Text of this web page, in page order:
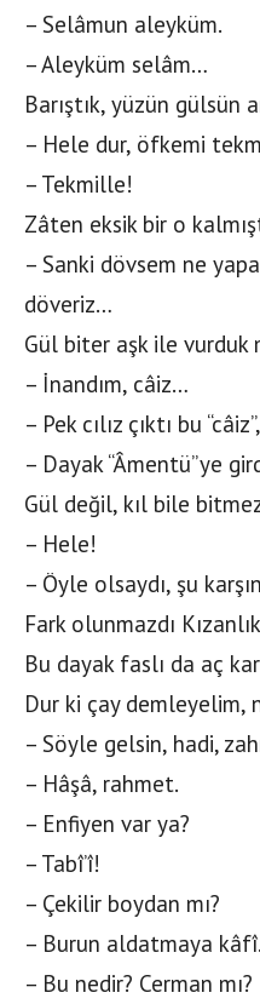
– Selâmun aleyküm.
– Aleyküm selâm…
Barıştık, yüzün gülsün
– Hele dur, öfkemi
– Tekmille!
Zâten eksik bir o
– Sanki dövsem ne
döveriz…
Gül biter aşk ile vurduk
– İnandım, câiz…
– Pek cılız çıktı bu
– Dayak “Âmentü”ye
Gül değil, kıl bile
– Hele!
– Öyle olsaydı, şu
Fark olunmazdı
Bu dayak faslı da aç
Dur ki çay demleyelim,
– Söyle gelsin, hadi,
– Hâşâ, rahmet.
– Enfiyen var ya?
– Tabî’î!
– Çekilir boydan mı?
– Burun aldatmaya kâfî.
– Bu nedir? Cerman mı?